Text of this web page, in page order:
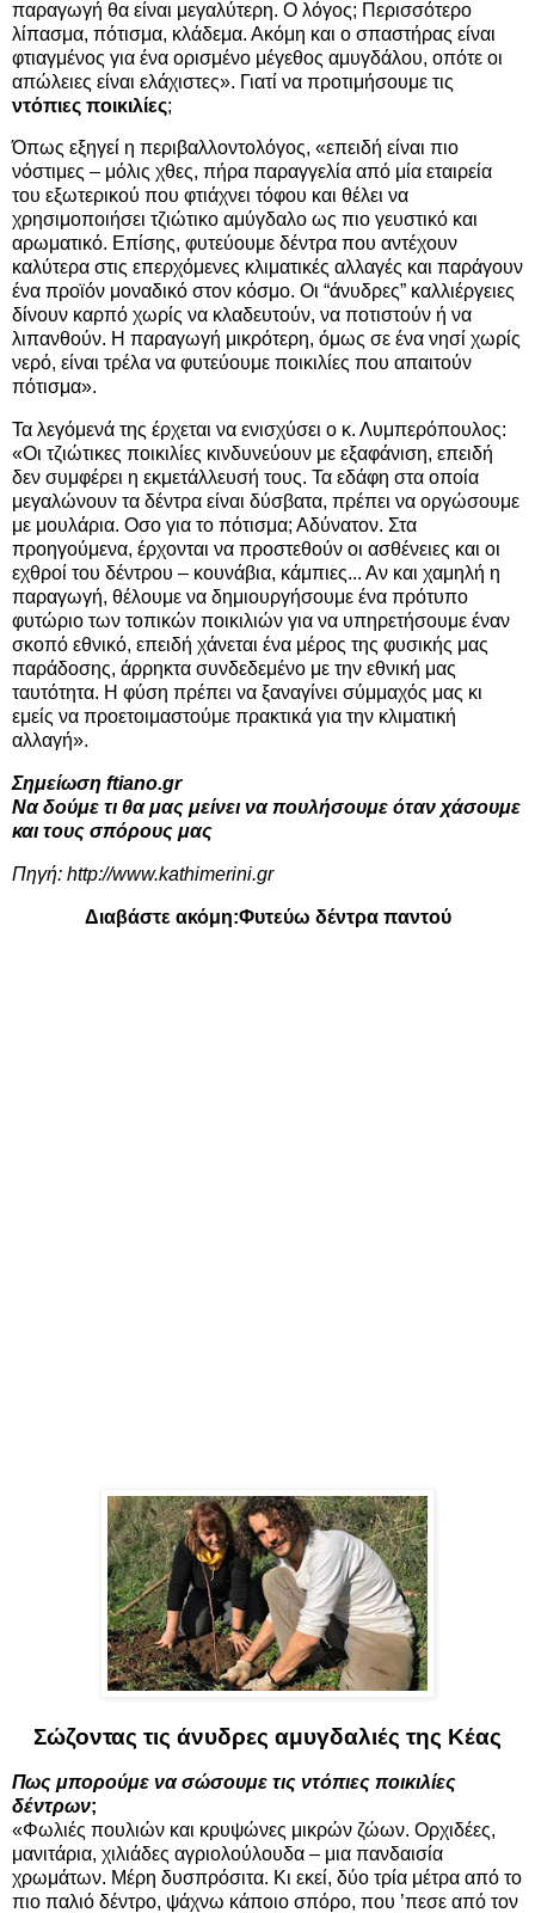
παραγωγή θα είναι μεγαλύτερη. Ο λόγος; Περισσότερο
λίπασμα, πότισμα, κλάδεμα. Ακόμη και ο σπαστήρας είναι
φτιαγμένος για ένα ορισμένο μέγεθος αμυγδάλου, οπότε οι
απώλειες είναι ελάχιστες». Γιατί να προτιμήσουμε τις
ντόπιες ποικιλίες;
Όπως εξηγεί η περιβαλλοντολόγος, «επειδή είναι πιο
νόστιμες – μόλις χθες, πήρα παραγγελία από μία εταιρεία
του εξωτερικού που φτιάχνει τόφου και θέλει να
χρησιμοποιήσει τζιώτικο αμύγδαλο ως πιο γευστικό και
αρωματικό. Επίσης, φυτεύουμε δέντρα που αντέχουν
καλύτερα στις επερχόμενες κλιματικές αλλαγές και παράγουν
ένα προϊόν μοναδικό στον κόσμο. Οι “άνυδρες” καλλιέργειες
δίνουν καρπό χωρίς να κλαδευτούν, να ποτιστούν ή να
λιπανθούν. Η παραγωγή μικρότερη, όμως σε ένα νησί χωρίς
νερό, είναι τρέλα να φυτεύουμε ποικιλίες που απαιτούν
πότισμα».
Τα λεγόμενά της έρχεται να ενισχύσει ο κ. Λυμπερόπουλος:
«Οι τζιώτικες ποικιλίες κινδυνεύουν με εξαφάνιση, επειδή
δεν συμφέρει η εκμετάλλευσή τους. Τα εδάφη στα οποία
μεγαλώνουν τα δέντρα είναι δύσβατα, πρέπει να οργώσουμε
με μουλάρια. Οσο για το πότισμα; Αδύνατον. Στα
προηγούμενα, έρχονται να προστεθούν οι ασθένειες και οι
εχθροί του δέντρου – κουνάβια, κάμπιες... Αν και χαμηλή η
παραγωγή, θέλουμε να δημιουργήσουμε ένα πρότυπο
φυτώριο των τοπικών ποικιλιών για να υπηρετήσουμε έναν
σκοπό εθνικό, επειδή χάνεται ένα μέρος της φυσικής μας
παράδοσης, άρρηκτα συνδεδεμένο με την εθνική μας
ταυτότητα. Η φύση πρέπει να ξαναγίνει σύμμαχός μας κι
εμείς να προετοιμαστούμε πρακτικά για την κλιματική
αλλαγή».
Σημείωση ftiano.gr
Να δούμε τι θα μας μείνει να πουλήσουμε όταν χάσουμε
και τους σπόρους μας
Πηγή: http://www.kathimerini.gr
Διαβάστε ακόμη:Φυτεύω δέντρα παντού
Σώζοντας τις άνυδρες αμυγδαλιές της Κέας
Πως μπορούμε να σώσουμε τις ντόπιες ποικιλίες
δέντρων;
«Φωλιές πουλιών και κρυψώνες μικρών ζώων. Ορχιδέες,
μανιτάρια, χιλιάδες αγριολούλουδα – μια πανδαισία
χρωμάτων. Μέρη δυσπρόσιτα. Κι εκεί, δύο τρία μέτρα από το
πιο παλιό δέντρο, ψάχνω κάποιο σπόρο, που ’πεσε από τον